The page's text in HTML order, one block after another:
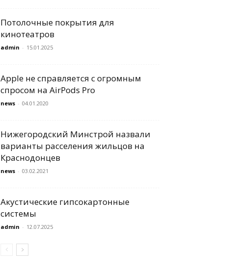
Потолочные покрытия для
кинотеатров
admin - 15.01.2025
Apple не справляется с огромным
спросом на AirPods Pro
news - 04.01.2020
Нижегородский Минстрой назвали
варианты расселения жильцов на
Краснодонцев
news - 03.02.2021
Акустические гипсокартонные
системы
admin - 12.07.2025